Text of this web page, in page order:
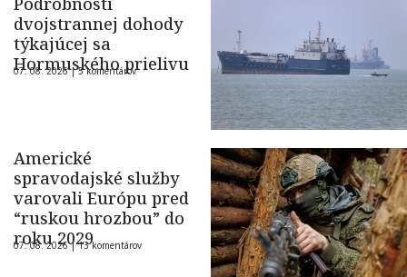
dvojstrannej dohody
týkajúcej sa
Hormuského prielivu
07. 08. 2026 |5 komentárov
Americké
spravodajské služby
varovali Európu pred
“ruskou hrozbou” do
roku 2029
07. 08. 2026 |13 komentárov